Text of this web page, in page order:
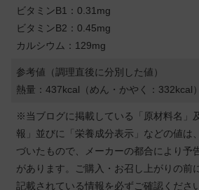
ビタミンB1：0.31mg
ビタミンB2：0.45mg
カルシウム：129mg
参考値（調理直後に分別した値）
熱量：437kcal（めん・かやく：332kcal
※当ブログに掲載している「原材料名」
報」並びに「栄養成分表示」などの値は
づいたもので、メーカーの都合により予
があります。ご購入・お召し上がりの前
記載されている情報を必ずご確認くださ